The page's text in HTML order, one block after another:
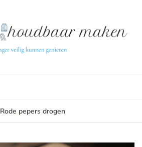
Rode pepers drogen